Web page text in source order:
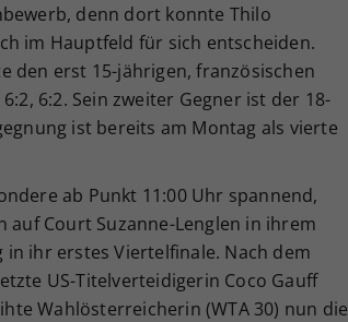
denn dort konnte Thilo
im Hauptfeld für sich entscheiden.
den erst 15-jährigen, französischen
6:2. Sein zweiter Gegner ist der 18-
ist bereits am Montag als vierte
ab Punkt 11:00 Uhr spannend,
auf Court Suzanne-Lenglen in ihrem
ihr erstes Viertelfinale. Nach dem
US-Titelverteidigerin Coco Gauff
Wahlösterreicherin (WTA 30) nun die